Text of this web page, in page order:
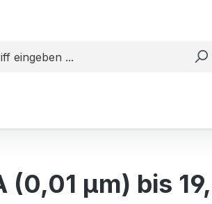
(0,01 µm) bis